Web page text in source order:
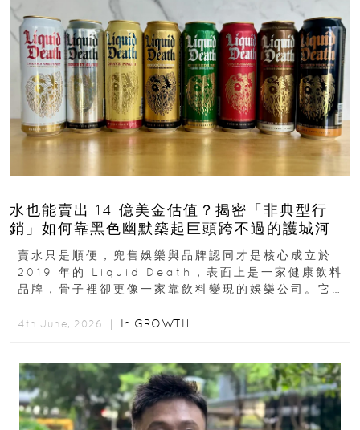
水也能賣出 14 億美金估值？揭密「非典型行
銷」如何靠黑色幽默築起巨頭跨不過的護城河
賣水只是順便，兜售娛樂與品牌認同才是核心成立於
2019 年的 Liquid Death，表面上是一家健康飲料
品牌，骨子裡卻更像一家靠飲料變現的娛樂公司。它最
4th June, 2026 ｜ In GROWTH